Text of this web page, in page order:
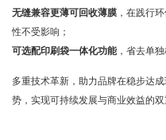
无缝兼容更薄可回收薄膜 ，在践行
性不受影响；
可选配印刷袋一体化功能 ，省去单
多重技术革新，助力品牌在稳步达
势，实现可持续发展与商业效益的双